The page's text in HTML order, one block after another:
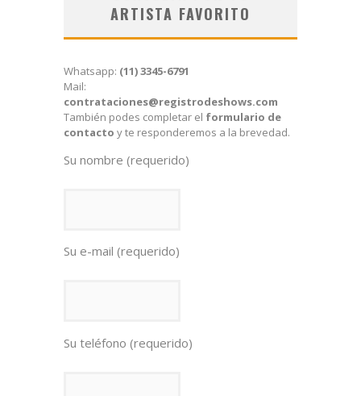
ARTISTA FAVORITO
Whatsapp: (11) 3345-6791
Mail:
contrataciones@registrodeshows.com
También podes completar el formulario de
contacto y te responderemos a la brevedad.
Su nombre (requerido)
Su e-mail (requerido)
Su teléfono (requerido)